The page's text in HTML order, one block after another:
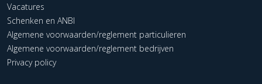
Vacatures
Schenken en ANBI
Algemene voorwaarden/reglement particulieren
Algemene voorwaarden/reglement bedrijven
Privacy policy